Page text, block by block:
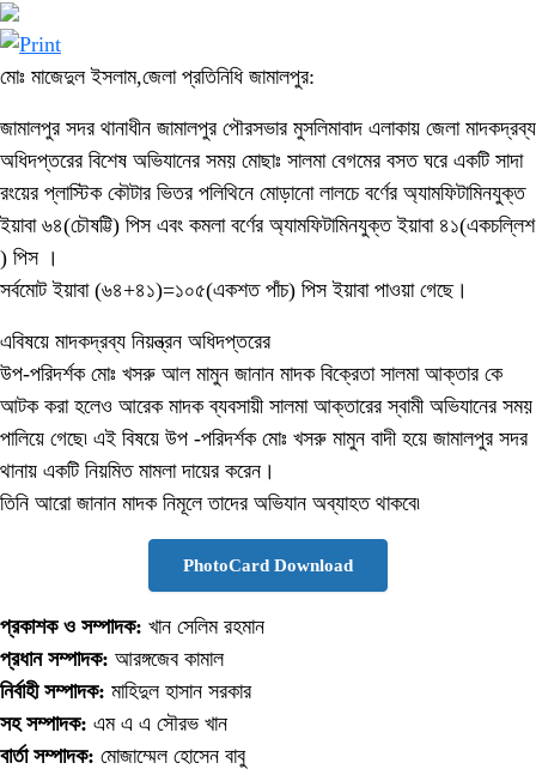
মোঃ মাজেদুল ইসলাম,জেলা প্রতিনিধি জামালপুর:
জামালপুর সদর থানাধীন জামালপুর পৌরসভার মুসলিমাবাদ এলাকায় জেলা মাদকদ্রব্য
অধিদপ্তরের বিশেষ অভিযানের সময় মোছাঃ সালমা বেগমের বসত ঘরে একটি সাদা
রংয়ের প্লাস্টিক কৌটার ভিতর পলিথিনে মোড়ানো লালচে বর্ণের অ্যামফিটামিনযুক্ত
ইয়াবা ৬৪(চৌষট্টি) পিস এবং কমলা বর্ণের অ্যামফিটামিনযুক্ত ইয়াবা ৪১(একচল্লিশ
) পিস ।
সর্বমোট ইয়াবা (৬৪+৪১)=১০৫(একশত পাঁচ) পিস ইয়াবা পাওয়া গেছে।
এবিষয়ে মাদকদ্রব্য নিয়ন্ত্রন অধিদপ্তরের
উপ-পরিদর্শক মোঃ খসরু আল মামুন জানান মাদক বিক্রেতা সালমা আক্তার কে
আটক করা হলেও আরেক মাদক ব্যবসায়ী সালমা আক্তারের স্বামী অভিযানের সময়
পালিয়ে গেছে৷ এই বিষয়ে উপ -পরিদর্শক মোঃ খসরু মামুন বাদী হয়ে জামালপুর সদর
থানায় একটি নিয়মিত মামলা দায়ের করেন।
তিনি আরো জানান মাদক নিমূলে তাদের অভিযান অব্যাহত থাকবে৷
PhotoCard Download
প্রকাশক ও সম্পাদক: খান সেলিম রহমান
প্রধান সম্পাদক: আরঙ্গজেব কামাল
নির্বাহী সম্পাদক: মাহিদুল হাসান সরকার
সহ সম্পাদক: এম এ এ সৌরভ খান
বার্তা সম্পাদক: মোজাম্মেল হোসেন বাবু